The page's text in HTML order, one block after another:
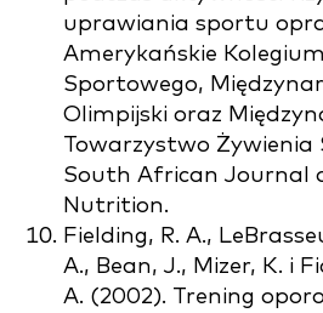
uprawiania sportu
Amerykańskie
Sportowego,
Olimpijski oraz
Towarzystwo Żywienia
South African Journal
Nutrition.
Fielding, R. A.,
A., Bean, J., Mizer, K. i
A. (2002). Trening